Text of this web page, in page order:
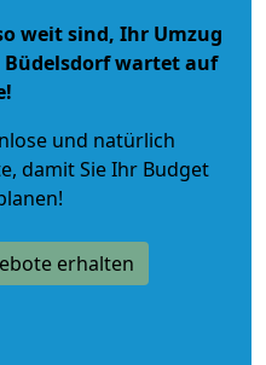
weit sind, Ihr Umzug
wartet auf
und natürlich
, damit Sie Ihr Budget
erhalten